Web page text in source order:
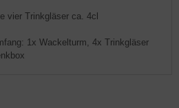
vier Trinkgläser ca. 4cl
1x Wackelturm, 4x Trinkgläser